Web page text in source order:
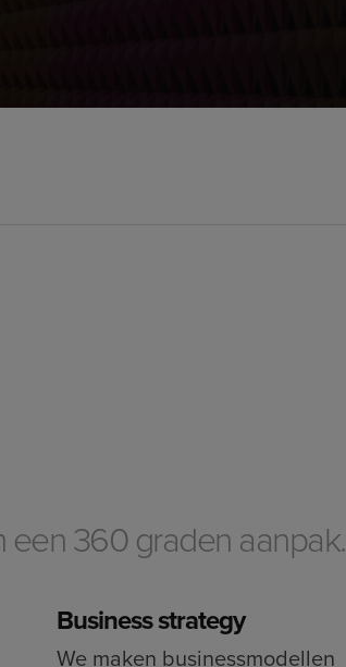
een 360 graden aanpak.
Business strategy
We maken businessmodellen